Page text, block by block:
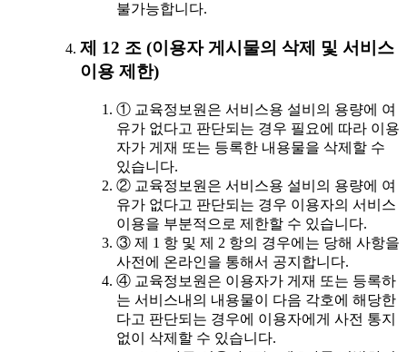
불가능합니다.
제 12 조 (이용자 게시물의 삭제 및 서비스
이용 제한)
① 교육정보원은 서비스용 설비의 용량에 여
유가 없다고 판단되는 경우 필요에 따라 이용
자가 게재 또는 등록한 내용물을 삭제할 수
있습니다.
② 교육정보원은 서비스용 설비의 용량에 여
유가 없다고 판단되는 경우 이용자의 서비스
이용을 부분적으로 제한할 수 있습니다.
③ 제 1 항 및 제 2 항의 경우에는 당해 사항을
사전에 온라인을 통해서 공지합니다.
④ 교육정보원은 이용자가 게재 또는 등록하
는 서비스내의 내용물이 다음 각호에 해당한
다고 판단되는 경우에 이용자에게 사전 통지
없이 삭제할 수 있습니다.